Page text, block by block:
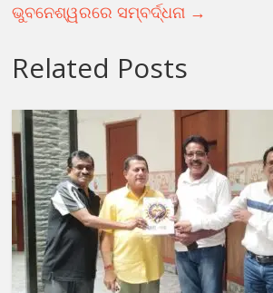
ଭୁବନେଶ୍ୱରରେ ସମ୍ବର୍ଦ୍ଧନା →
Related Posts